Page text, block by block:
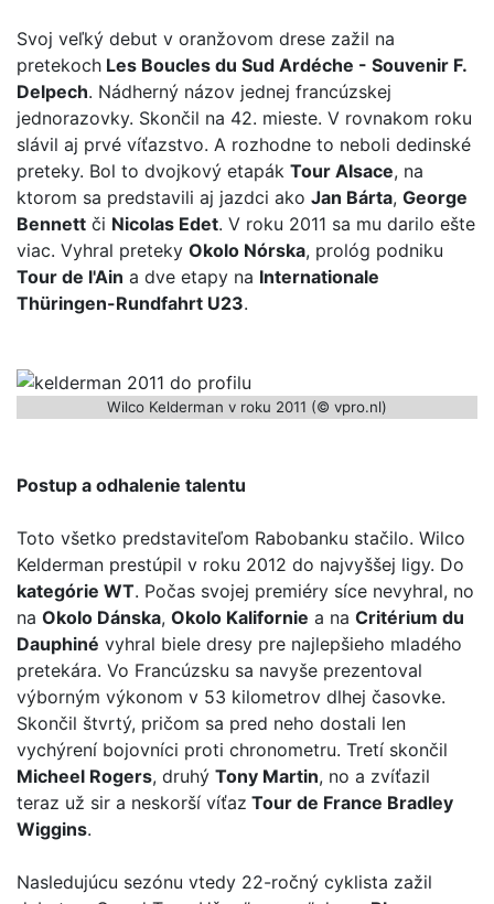
Svoj veľký debut v oranžovom drese zažil na
pretekoch Les Boucles du Sud Ardéche - Souvenir F.
Delpech. Nádherný názov jednej francúzskej
jednorazovky. Skončil na 42. mieste. V rovnakom roku
slávil aj prvé víťazstvo. A rozhodne to neboli dedinské
preteky. Bol to dvojkový etapák Tour Alsace, na
ktorom sa predstavili aj jazdci ako Jan Bárta, George
Bennett či Nicolas Edet. V roku 2011 sa mu darilo ešte
viac. Vyhral preteky Okolo Nórska, prológ podniku
Tour de l'Ain a dve etapy na Internationale
Thüringen-Rundfahrt U23.
Wilco Kelderman v roku 2011 (© vpro.nl)
Postup a odhalenie talentu
Toto všetko predstaviteľom Rabobanku stačilo. Wilco
Kelderman prestúpil v roku 2012 do najvyššej ligy. Do
kategórie WT. Počas svojej premiéry síce nevyhral, no
na Okolo Dánska, Okolo Kalifornie a na Critérium du
Dauphiné vyhral biele dresy pre najlepšieho mladého
pretekára. Vo Francúzsku sa navyše prezentoval
výborným výkonom v 53 kilometrov dlhej časovke.
Skončil štvrtý, pričom sa pred neho dostali len
vychýrení bojovníci proti chronometru. Tretí skončil
Micheel Rogers, druhý Tony Martin, no a zvíťazil
teraz už sir a neskorší víťaz Tour de France Bradley
Wiggins.
Nasledujúcu sezónu vtedy 22-ročný cyklista zažil